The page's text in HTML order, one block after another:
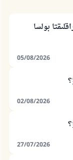
بولسا
05/08/2026
02/08/2026
27/07/2026